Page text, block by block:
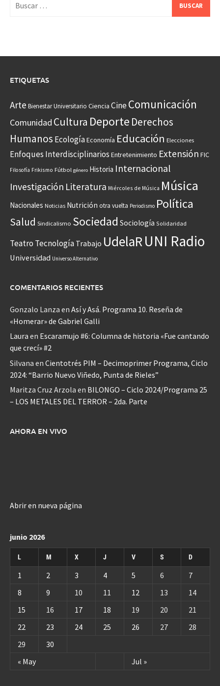
ETIQUETAS
Arte Bienestar Universitario Ciencia CineComunicación
Comunidad Cultura Deporte Derechos
Humanos EcologíaEconomía Educación Elecciones
Enfoques Interdisciplinarios Entretenimiento Extensión FIC
Filosofía Frikismo Fútbol género Historia Internacional
Investigación Literatura Miércoles de Música Música
Nacionales Noticias Nutrición otra vuelta Periodismo Política
Salud Sindicalismo Sociedad Sociología Solidaridad
Teatro Tecnología Trabajo UdelaR UNI Radio
Universidad Universo Alternativo
COMENTARIOS RECIENTES
Gonzalo Lanza en Así y Asá. Programa 10. Reseña de
«Homerar» de Gabriel Galli
Laura en Escaramujo #6: Columna de historia «Fue cantando
que crecí» #2
Silvana en Cientotrés PIM – Decimoprimer Programa, Ciclo
2024: “Barrio Nuevo Viñedo, Punta de Rieles”
Maritza Cruz Arzola en BILONGO – Ciclo 2024/Programa 25
– LOS METALES DEL TERROR – 2da. Parte
AHORA EN VIVO
Abrir en nueva página
junio 2026
L M X J V S D
« May Jul »
1 2 3 4 5 6
7
8
9 10 11 12 13
14
15
16 17 18 19 20
21
22
23 24 25 26 27
28
29
30